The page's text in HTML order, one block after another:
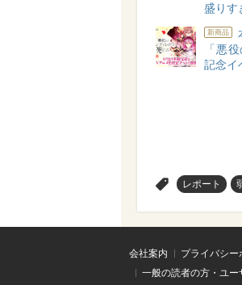
盛りす
新商品
「悪
記念イ
レポート
会社案内 プライバシー
一般の読者の方・ユ